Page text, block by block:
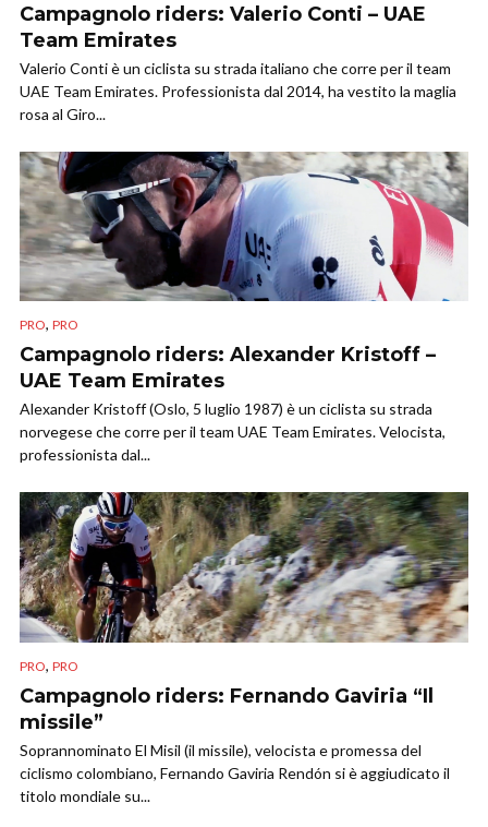
Campagnolo riders: Valerio Conti – UAE
Team Emirates
Valerio Conti è un ciclista su strada italiano che corre per il team
UAE Team Emirates. Professionista dal 2014, ha vestito la maglia
rosa al Giro...
PRO, PRO
Campagnolo riders: Alexander Kristoff –
UAE Team Emirates
Alexander Kristoff (Oslo, 5 luglio 1987) è un ciclista su strada
norvegese che corre per il team UAE Team Emirates. Velocista,
professionista dal...
PRO, PRO
Campagnolo riders: Fernando Gaviria “Il
missile”
Soprannominato El Misil (il missile), velocista e promessa del
ciclismo colombiano, Fernando Gaviria Rendón si è aggiudicato il
titolo mondiale su...